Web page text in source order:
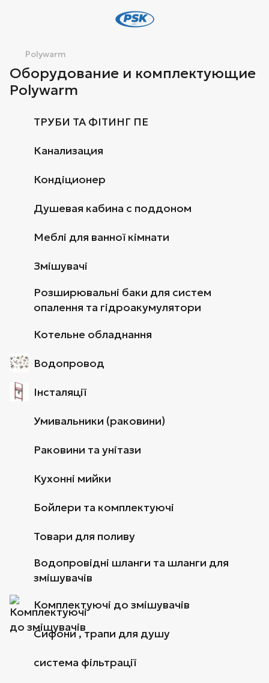
Polywarm
Оборудование и комплектующие
Polywarm
ТРУБИ ТА ФІТИНГ ПЕ
Канализация
Кондіционер
Душевая кабина с поддоном
Меблі для ванної кімнати
Змішувачі
Розширювальні баки для систем
опалення та гідроакумулятори
Котельне обладнання
Водопровод
Інсталяції
Умивальники (раковини)
Раковини та унітази
Кухонні мийки
Бойлери та комплектуючі
Товари для поливу
Водопровідні шланги та шланги для
змішувачів
Комплектуючі до змішувачів
Сифони , трапи для душу
система фільтрації